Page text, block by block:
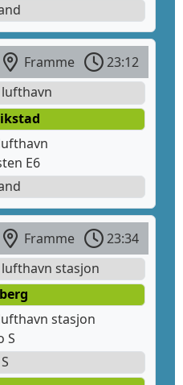
Framme
23:12
E6
Framme
23:34
stasjon
stasjon
S